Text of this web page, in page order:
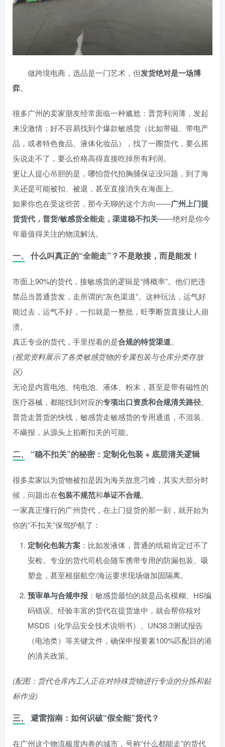
做跨境电商，选品是一门艺术，但发货绝对是一场博
弈。
很多广州的卖家朋友经常面临一种尴尬：普货利润薄，发起
来没激情；好不容易找到个爆款敏感货（比如带磁、带电产
品，或者特色食品、液体化妆品），找了一圈货代，要么摇
头说走不了，要么价格高得直接吃掉所有利润。
更让人提心吊胆的是，哪怕货代拍胸脯保证没问题，到了海
关还是可能被扣、被退，甚至直接消失在海面上。
如果你也在受这些苦，那今天聊的这个方向——广州上门提
货货代，普货/敏感货全能走，渠道稳不扣关——绝对是你今
年最值得关注的物流解法。
一、 什么叫真正的“全能走”？不是敢接，而是能发！
市面上90%的货代，接敏感货的逻辑是“搏概率”。他们把违
禁品当普通货发，走所谓的“灰色渠道”。这种玩法，运气好
能过去，运气不好，一扣就是一整批，旺季断货直接让人崩
溃。
真正专业的货代，手里捏着的是合规的特货渠道。
(视觉资料展示了各类敏感货物的专属包装与仓库分类存放
区)
无论是内置电池、纯电池、液体、粉末，甚至是带有磁性的
医疗器械，都能找到对应的专项出口资质和合规清关路径。
普货走普货的快线，敏感货走敏感货的专用通道，不混装、
不瞒报，从源头上掐断扣关的可能。
二、 “稳不扣关”的秘密：定制化包装 + 底层清关逻辑
很多卖家以为货物被扣是因为海关故意刁难，其实大部分时
候，问题出在包装不规范和单证不合规。
一家真正懂行的广州货代，在上门提货的那一刻，就开始为
你的“不扣关”保驾护航了：
定制化包装方案 ：比如发液体，普通的纸箱肯定过不了
安检。专业的货代司机会随车携带专用的防漏包装、吸
塑盒，甚至根据航空/海运要求现场做加固隔离。
预审单与合规申报 ：敏感货最怕的就是品名模糊、HS编
码错误。经验丰富的货代在提货途中，就会帮你核对
MSDS（化学品安全技术说明书）、UN38.3测试报告
（电池类）等关键文件，确保申报要素100%匹配目的港
的清关政策。
(配图：货代仓库内工人正在对特殊货物进行专业的分拣和贴
标作业)
三、 避雷指南：如何识破“假全能”货代？
在广州这个物流极度内卷的城市，号称“什么都能走”的货代